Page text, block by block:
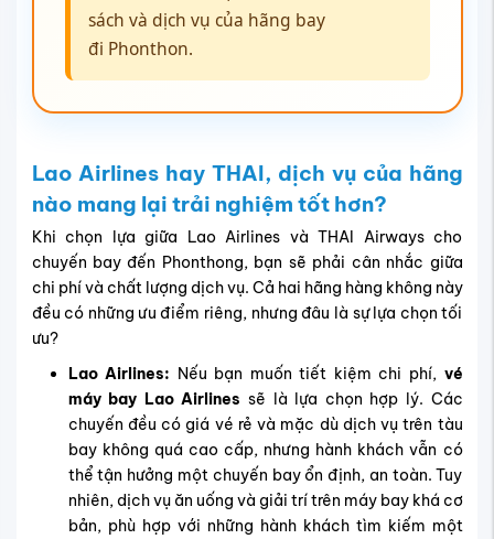
sách và dịch vụ của hãng bay
đi Phonthon.
Lao Airlines hay THAI, dịch vụ của hãng
nào mang lại trải nghiệm tốt hơn?
Khi chọn lựa giữa Lao Airlines và THAI Airways cho
chuyến bay đến Phonthong, bạn sẽ phải cân nhắc giữa
chi phí và chất lượng dịch vụ. Cả hai hãng hàng không này
đều có những ưu điểm riêng, nhưng đâu là sự lựa chọn tối
ưu?
Lao Airlines: Nếu bạn muốn tiết kiệm chi phí, vé
máy bay Lao Airlines sẽ là lựa chọn hợp lý. Các
chuyến đều có giá vé rẻ và mặc dù dịch vụ trên tàu
bay không quá cao cấp, nhưng hành khách vẫn có
thể tận hưởng một chuyến bay ổn định, an toàn. Tuy
nhiên, dịch vụ ăn uống và giải trí trên máy bay khá cơ
bản, phù hợp với những hành khách tìm kiếm một